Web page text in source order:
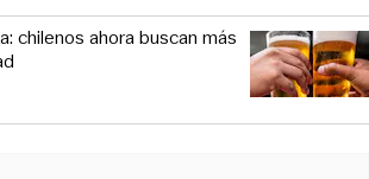
chilenos ahora buscan más